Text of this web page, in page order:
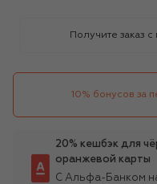
Получите заказ
10% бонусов за
20% кешбэк для
оранжевой карты
С Альфа-Банком